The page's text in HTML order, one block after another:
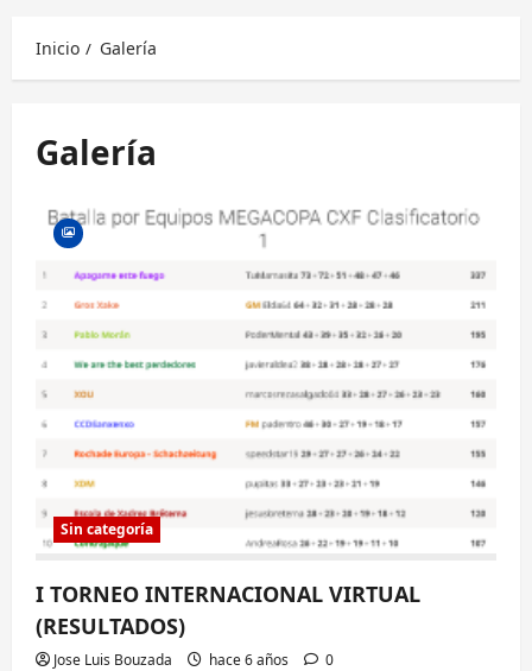
Inicio
Galería
Galería
Sin categoría
I TORNEO INTERNACIONAL VIRTUAL
(RESULTADOS)
Jose Luis Bouzada hace 6 años 0